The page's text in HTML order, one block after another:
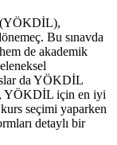
(YÖKDİL),
Bu sınavda
de akademik
da YÖKDİL
YÖKDİL için en iyi
seçimi yaparken
detaylı bir